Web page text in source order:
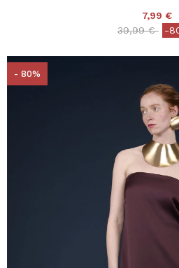
7,99 €
Price
39,99 €to
-
- 80%